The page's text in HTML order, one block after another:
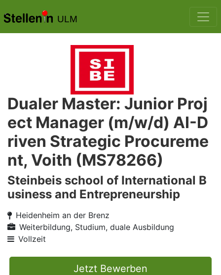
ULM
Dualer Master: Junior Proj
ect Manager (m/w/d) AI-D
riven Strategic Procureme
nt, Voith (MS78266)
Steinbeis school of International B
usiness and Entrepreneurship
Heidenheim an der Brenz
Weiterbildung, Studium, duale Ausbildung
Vollzeit
Jetzt Bewerben